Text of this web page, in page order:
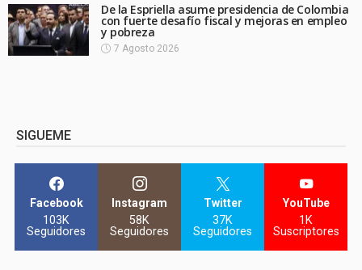
De la Espriella asume presidencia de Colombia
con fuerte desafío fiscal y mejoras en empleo
y pobreza
7 Agosto 2026
SIGUEME
Facebook
103K
Seguidores
Instagram
58K
Seguidores
Twitter
37K
Seguidores
YouTube
1K
Suscriptores